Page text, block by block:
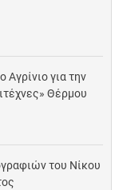
για την
Θέρμου
του Νίκου